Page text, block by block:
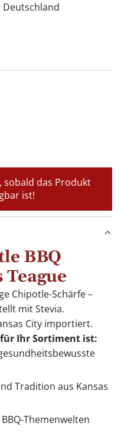
Deutschland
sobald das Produkt
ist!
BBQ
Teague
Chipotle-Schärfe –
mit Stevia.
City importiert.
Ihr Sortiment ist:
Tradition aus Kansas
Themenwelten